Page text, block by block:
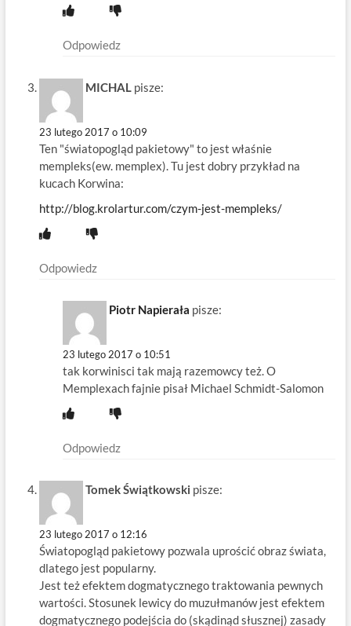
Odpowiedz
MICHAL pisze:
23 lutego 2017 o 10:09
Ten "światopogląd pakietowy" to jest właśnie
mempleks(ew. memplex). Tu jest dobry przykład na
kucach Korwina:
http://blog.krolartur.com/czym-jest-mempleks/
Odpowiedz
Piotr Napierała pisze:
23 lutego 2017 o 10:51
tak korwinisci tak mają razemowcy też. O
Memplexach fajnie pisał Michael Schmidt-Salomon
Odpowiedz
Tomek Świątkowski pisze:
23 lutego 2017 o 12:16
Światopogląd pakietowy pozwala uprościć obraz świata,
dlatego jest popularny.
Jest też efektem dogmatycznego traktowania pewnych
wartości. Stosunek lewicy do muzułmanów jest efektem
dogmatycznego podejścia do (skądinąd słusznej) zasady